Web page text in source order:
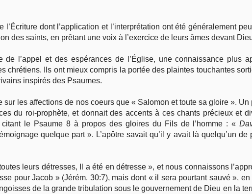
dont l’application et l’interprétation ont été généralement
des saints, en prêtant une voix à l’exercice de leurs âmes devant
de l’appel et des espérances de l’Église, une connaissance plus
chrétiens. Ils ont mieux compris la portée des plaintes touchantes
inspirés des Psaumes.
les affections de nos coeurs que « Salomon et toute sa gloire ». Un
du roi-prophète, et donnait des accents à ces chants précieux et
le Psaume 8 à propos des gloires du Fils de l’homme : «
quelque part ». L’apôtre savait qu’il y avait là quelqu’un de
leurs détresses, Il a été en détresse », et nous connaissons
pour Jacob » (Jérém. 30:7), mais dont « il sera pourtant sauvé »,
de la grande tribulation sous le gouvernement de Dieu en la